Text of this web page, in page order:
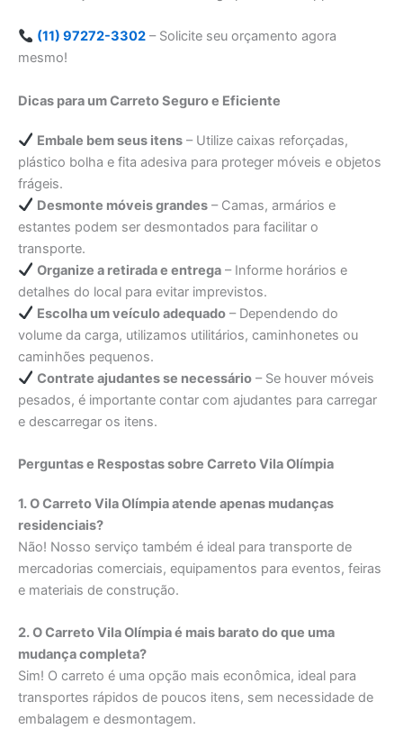
(11) 97272-3302– Solicite seu orçamento agora
mesmo!
Dicas para um Carreto Seguro e Eficiente
Embale bem seus itens– Utilize caixas reforçadas,
plástico bolha e fita adesiva para proteger móveis e objetos
frágeis.
Desmonte móveis grandes– Camas, armários e
estantes podem ser desmontados para facilitar o
transporte.
Organize a retirada e entrega– Informe horários e
detalhes do local para evitar imprevistos.
Escolha um veículo adequado– Dependendo do
volume da carga, utilizamos utilitários, caminhonetes ou
caminhões pequenos.
Contrate ajudantes se necessário– Se houver móveis
pesados, é importante contar com ajudantes para carregar
e descarregar os itens.
Perguntas e Respostas sobre Carreto Vila Olímpia
1. O Carreto Vila Olímpia atende apenas mudanças
residenciais?
Não! Nosso serviço também é ideal para transporte de
mercadorias comerciais, equipamentos para eventos, feiras
e materiais de construção.
2. O Carreto Vila Olímpia é mais barato do que uma
mudança completa?
Sim! O carreto é uma opção mais econômica, ideal para
transportes rápidos de poucos itens, sem necessidade de
embalagem e desmontagem.